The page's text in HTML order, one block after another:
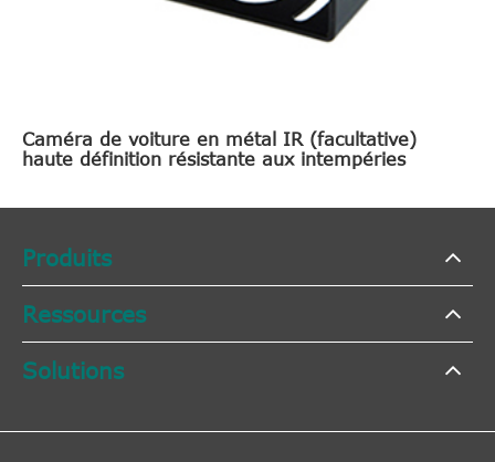
Caméra de voiture en métal IR (facultative)
haute définition résistante aux intempéries
Produits
Ressources
Solutions